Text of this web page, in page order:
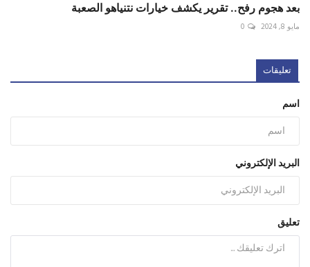
بعد هجوم رفح.. تقرير يكشف خيارات نتنياهو الصعبة
مايو 8, 2024 0
تعليقات
اسم
البريد الإلكتروني
تعليق